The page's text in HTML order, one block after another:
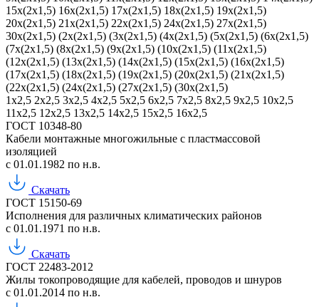
15х(2х1,5) 16х(2х1,5) 17х(2х1,5) 18х(2х1,5) 19х(2х1,5)
20х(2х1,5) 21х(2х1,5) 22х(2х1,5) 24х(2х1,5) 27х(2х1,5)
30х(2х1,5) (2х(2х1,5) (3х(2х1,5) (4х(2х1,5) (5х(2х1,5) (6х(2х1,5)
(7х(2х1,5) (8х(2х1,5) (9х(2х1,5) (10х(2х1,5) (11х(2х1,5)
(12х(2х1,5) (13х(2х1,5) (14х(2х1,5) (15х(2х1,5) (16х(2х1,5)
(17х(2х1,5) (18х(2х1,5) (19х(2х1,5) (20х(2х1,5) (21х(2х1,5)
(22х(2х1,5) (24х(2х1,5) (27х(2х1,5) (30х(2х1,5)
1х2,5 2х2,5 3х2,5 4х2,5 5х2,5 6х2,5 7х2,5 8х2,5 9х2,5 10х2,5
11х2,5 12х2,5 13х2,5 14х2,5 15х2,5 16х2,5
ГОСТ 10348-80
Кабели монтажные многожильные с пластмассовой
изоляцией
с 01.01.1982 по н.в.
Скачать
ГОСТ 15150-69
Исполнения для различных климатических районов
с 01.01.1971 по н.в.
Скачать
ГОСТ 22483-2012
Жилы токопроводящие для кабелей, проводов и шнуров
с 01.01.2014 по н.в.